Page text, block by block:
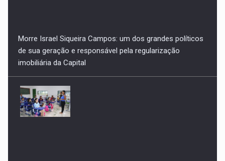
IDEB de Porto Nacional atinge 5,4 e consolida avanço na
educação básica